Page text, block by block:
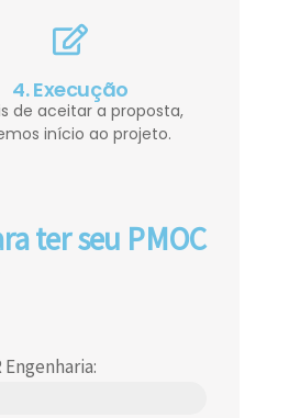
4. Execução
de aceitar a proposta,
início ao projeto.
ter seu PMOC
Engenharia: